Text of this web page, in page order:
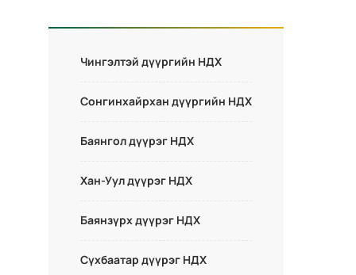
Чингэлтэй дүүргийн НДХ
Сонгинхайрхан дүүргийн НДХ
Баянгол дүүрэг НДХ
Хан-Уул дүүрэг НДХ
Баянзүрх дүүрэг НДХ
Сүхбаатар дүүрэг НДХ